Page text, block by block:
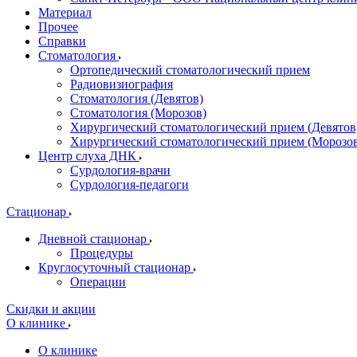
Материал
Прочее
Справки
Стоматология
Ортопедический стоматологический прием
Радиовизиография
Стоматология (Девятов)
Стоматология (Морозов)
Хирургический стоматологический прием
Хирургический стоматологический прием
Центр слуха ДНК
Сурдология-врачи
Сурдология-педагоги
Стационар
Дневной стационар
Процедуры
Круглосуточный стационар
Операции
Скидки и акции
О клинике
О клинике